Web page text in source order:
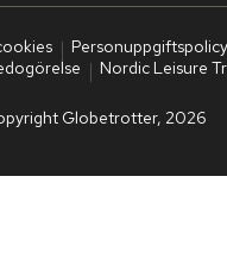
Personuppgiftspolicy
Nordic Leisure
Globetrotter, 2026